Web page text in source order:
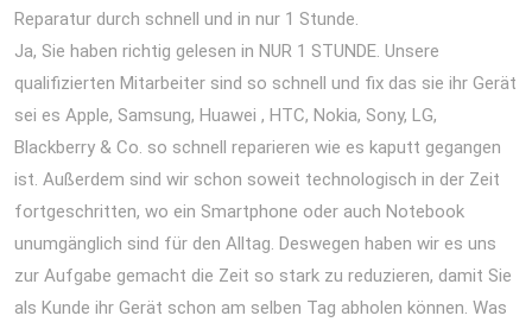
Reparatur durch schnell und in nur 1 Stunde.
Ja, Sie haben richtig gelesen in NUR 1 STUNDE. Unsere
qualifizierten Mitarbeiter sind so schnell und fix das sie ihr Gerät
sei es Apple, Samsung, Huawei , HTC, Nokia, Sony, LG,
Blackberry & Co. so schnell reparieren wie es kaputt gegangen
ist. Außerdem sind wir schon soweit technologisch in der Zeit
fortgeschritten, wo ein Smartphone oder auch Notebook
unumgänglich sind für den Alltag. Deswegen haben wir es uns
zur Aufgabe gemacht die Zeit so stark zu reduzieren, damit Sie
als Kunde ihr Gerät schon am selben Tag abholen können. Was